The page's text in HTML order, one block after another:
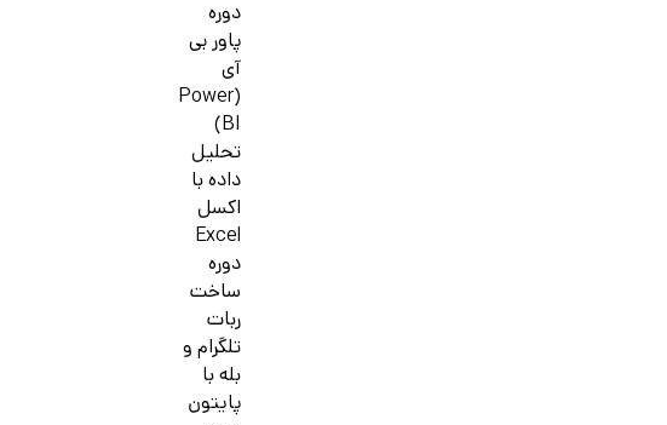
دوره
پاور بی
آی
(Power
BI)
تحلیل
داده با
اکسل
Excel
دوره
ساخت
ربات
تلگرام و
بله با
پایتون